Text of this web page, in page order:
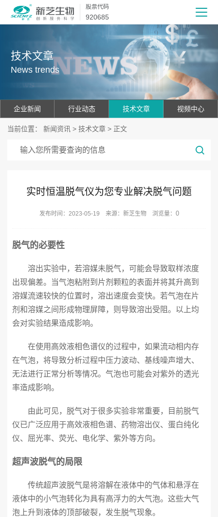
股票代码
920685
技术文章
News trends
企业新闻 行业动态 技术文章 视频中心
当前位置： 新闻资讯 > 技术文章 > 正文
实时恒温脱气仪为您专业解决脱气问题
发布时间：2023-05-19 来源：新芝生物 浏览量： 0
脱气的必要性
溶出实验中，若溶媒未脱气，可能会导致取样浓度
出现偏差。当气泡粘附到片剂颗粒的表面并将其升高到
溶媒流速较快的位置时，溶出速度会变快。若气泡在片
剂和溶媒之间形成物理屏障，则导致溶出受阻。以上均
会对实验结果造成影响。
在使用高效液相色谱仪的过程中，如果流动相内存
在气泡，将导致分析过程中压力波动、基线噪声增大、
无法进行正常分析等情况。气泡也可能会对紫外的透光
率造成影响。
由此可见，脱气对于很多实验非常重要，目前脱气
仪已广泛应用于高效液相色谱、药物溶出仪、蛋白纯化
仪、屈光率、荧光、电化学、紫外等方向。
超声波脱气的局限
传统超声波脱气是将溶解在液体中的气体和悬浮在
液体中的小气泡转化为具有高浮力的大气泡。这些大气
泡上升到液体的顶部破裂，发生脱气现象。